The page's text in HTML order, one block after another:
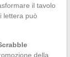
il tavolo
lettera può
della